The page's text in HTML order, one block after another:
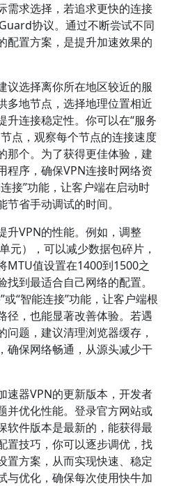
需求选择，若追求更快的连接
协议。通过不断尝试不同
配置方案，是提升加速效果的
议选择离你所在地区较近的服
多地节点，选择地理位置相近
升连接稳定性。你可以在“服务
点，观察每个节点的连接速度
那个。为了获得更佳体验，建
程序，确保VPN连接时网络资
接”功能，让客户端在启动时
省手动调试的时间。
升VPN的性能。例如，调整
元），可以减少数据包碎片，
MTU值设置在1400到1500之
到最适合自己网络的配置。
“智能连接”功能，让客户端根
径，也能显著改善体验。若遇
题，建议清理浏览器缓存，
确保网络畅通，从源头减少干
速器VPN的更新版本，开发者
并优化性能。登录官方网站或
软件版本是最新的，能获得最
置技巧，你可以逐步调优，找
置方案，从而实现快速、稳定
与优化，确保每次使用快牛加